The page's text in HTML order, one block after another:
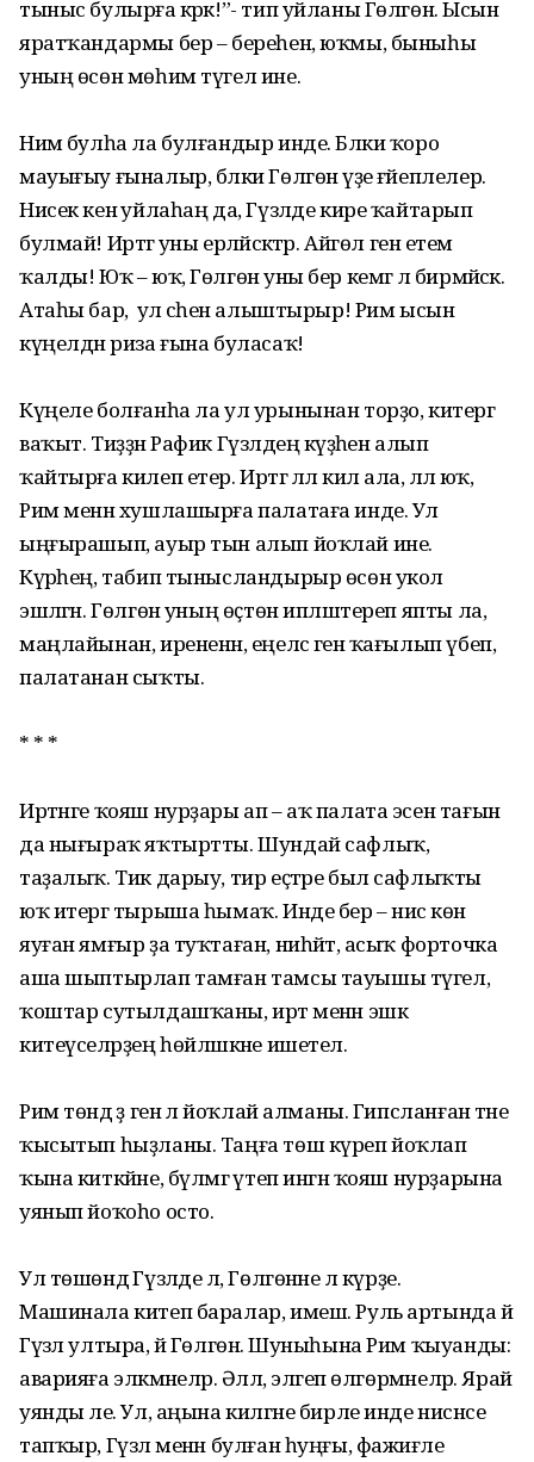
тыныс булырға кәрәк!”- тип уйланы Гөлгөнә. Ысын
яратҡандармы бер – береһен, юҡмы, быныһы
уның өсөн мөһим түгел ине.
Нимә булһа ла булғандыр инде. Бәлки ҡоро
мауығыу ғыналыр, бәлки Гөлгөнә үҙе ғәйеплелер.
Нисек кенә уйлаһаң да, Гүзәлде кире ҡайтарып
булмай! Иртәгә уны ерләйәсәктәр. Айгөл генә етем
ҡалды! Юҡ – юҡ, Гөлгөнә уны бер кемгә лә бирмәйәсәк.
Атаһы бар, ә ул әсәһен алыштырыр! Рим ысын
күңелдән риза ғына буласаҡ!
Күңеле болғанһа ла ул урынынан торҙо, китергә
ваҡыт. Тиҙҙән Рафик Гүзәлдең кәүҙәһен алып
ҡайтырға килеп етер. Иртәгә әллә килә ала, әллә юҡ,
Рим менән хушлашырға палатаға инде. Ул
ыңғырашып, ауыр тын алып йоҡлай ине.
Күрәһең, табип тынысландырыр өсөн укол
эшләгән. Гөлгөнә уның өҫтөн ипләштереп япты ла,
маңлайынан, ирененән, еңелсә генә ҡағылып үбеп,
палатанан сыҡты.
* * *
Иртәнге ҡояш нурҙары ап – аҡ палата эсен тағын
да нығыраҡ яҡтыртты. Шундай сафлыҡ,
таҙалыҡ. Тик дарыу, тир еҫтәре был сафлыҡты
юҡ итергә тырыша һымаҡ. Инде бер – нисә көн
яуған ямғыр ҙа туҡтаған, ниһәйәт, асыҡ форточка
аша шыптырлап тамған тамсы тауышы түгел, ә
ҡоштар сутылдашҡаны, иртә менән эшкә
китеүселәрҙең һөйләшкәне ишетелә.
Рим төндә әҙ генә лә йоҡлай алманы. Гипсланған тәне
ҡысытып һыҙланы. Таңға төш күреп йоҡлап
ҡына киткәйне, бүлмәгә үтеп ингән ҡояш нурҙарына
уянып йоҡоһо осто.
Ул төшөндә Гүзәлде лә, Гөлгөнәне лә күрҙе.
Машинала китеп баралар, имеш. Руль артында йә
Гүзәл ултыра, йә Гөлгөнә. Шуныһына Рим ҡыуанды:
аварияға эләкмәнеләр. Әллә, эләгеп өлгөрмәнеләр. Ярай
уянды әле. Ул, аңына килгәне бирле инде нисәнсе
тапҡыр, Гүзәл менән булған һуңғы, фажиғәле